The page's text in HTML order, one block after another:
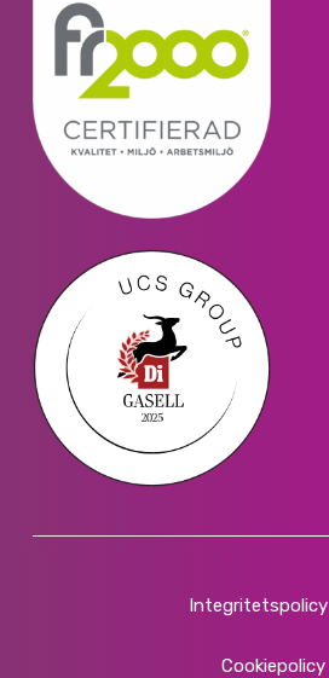
Integritetspolicy
Cookiepolicy